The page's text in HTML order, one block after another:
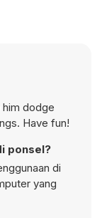
dodge
Have fun!
ponsel?
di
yang